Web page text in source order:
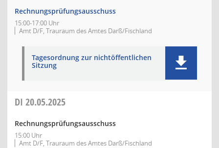
Rechnungsprüfungsausschuss
15:00-17:00 Uhr
Amt D/F, Trauraum des Amtes Darß/Fischland
Tagesordnung zur nichtöffentlichen
Sitzung
DI 20.05.2025
Rechnungsprüfungsausschuss
15:00 Uhr
Amt D/F, Trauraum des Amtes Darß/Fischland